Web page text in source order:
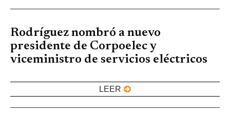
Rodríguez nombró a nuevo
presidente de Corpoelec y
viceministro de servicios eléctricos
LEER